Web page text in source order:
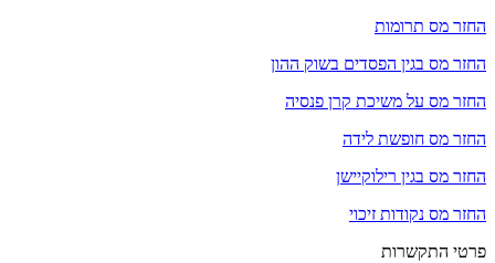
החזר מס תרומות
החזר מס בגין הפסדים בשוק ההון
החזר מס על משיכת קרן פנסיה
החזר מס חופשת לידה
החזר מס בגין רילוקיישן
החזר מס נקודות זיכוי
פרטי התקשרות